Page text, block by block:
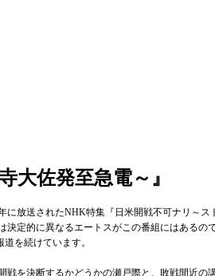
佐発至急電～』
放送されたNHK特集『日米開戦不可ナリ～
定的に異なるエートスがこの番組にはあるの
道を続けています。
を決断するかどうかの瀬戸際と、敗戦間近の